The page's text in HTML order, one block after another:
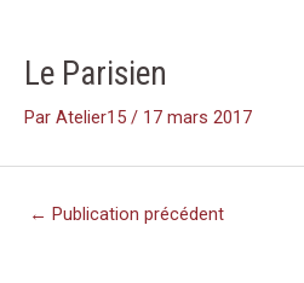
Le Parisien
Par Atelier15 / 17 mars 2017
articles
← Publication précédent